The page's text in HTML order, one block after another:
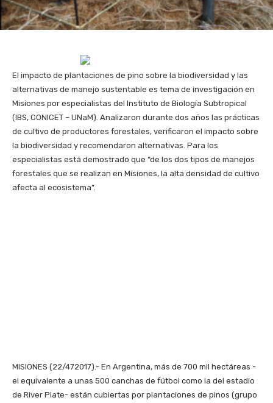
El impacto de plantaciones de pino sobre la biodiversidad y las
alternativas de manejo sustentable es tema de investigación en
Misiones por especialistas del Instituto de Biología Subtropical
(IBS, CONICET – UNaM). Analizaron durante dos años las prácticas
de cultivo de productores forestales, verificaron el impacto sobre
la biodiversidad y recomendaron alternativas. Para los
especialistas está demostrado que “de los dos tipos de manejos
forestales que se realizan en Misiones, la alta densidad de cultivo
afecta al ecosistema”.
MISIONES (22/472017).- En Argentina, más de 700 mil hectáreas -
el equivalente a unas 500 canchas de fútbol como la del estadio
de River Plate- están cubiertas por plantaciones de pinos (grupo